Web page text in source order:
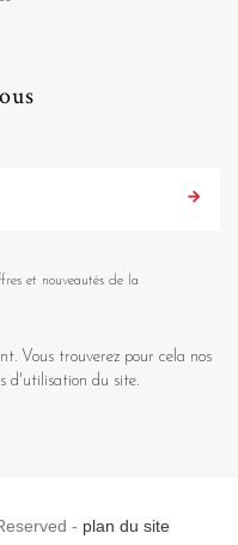
et nouveautés de la
Vous trouverez pour cela nos
d'utilisation du site.
- plan du site